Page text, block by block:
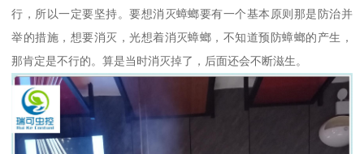
行，所以一定要坚持。要想消灭蟑螂要有一个基本原则那是防治并
举的措施，想要消灭，光想着消灭蟑螂，不知道预防蟑螂的产生，
那肯定是不行的。算是当时消灭掉了，后面还会不断滋生。